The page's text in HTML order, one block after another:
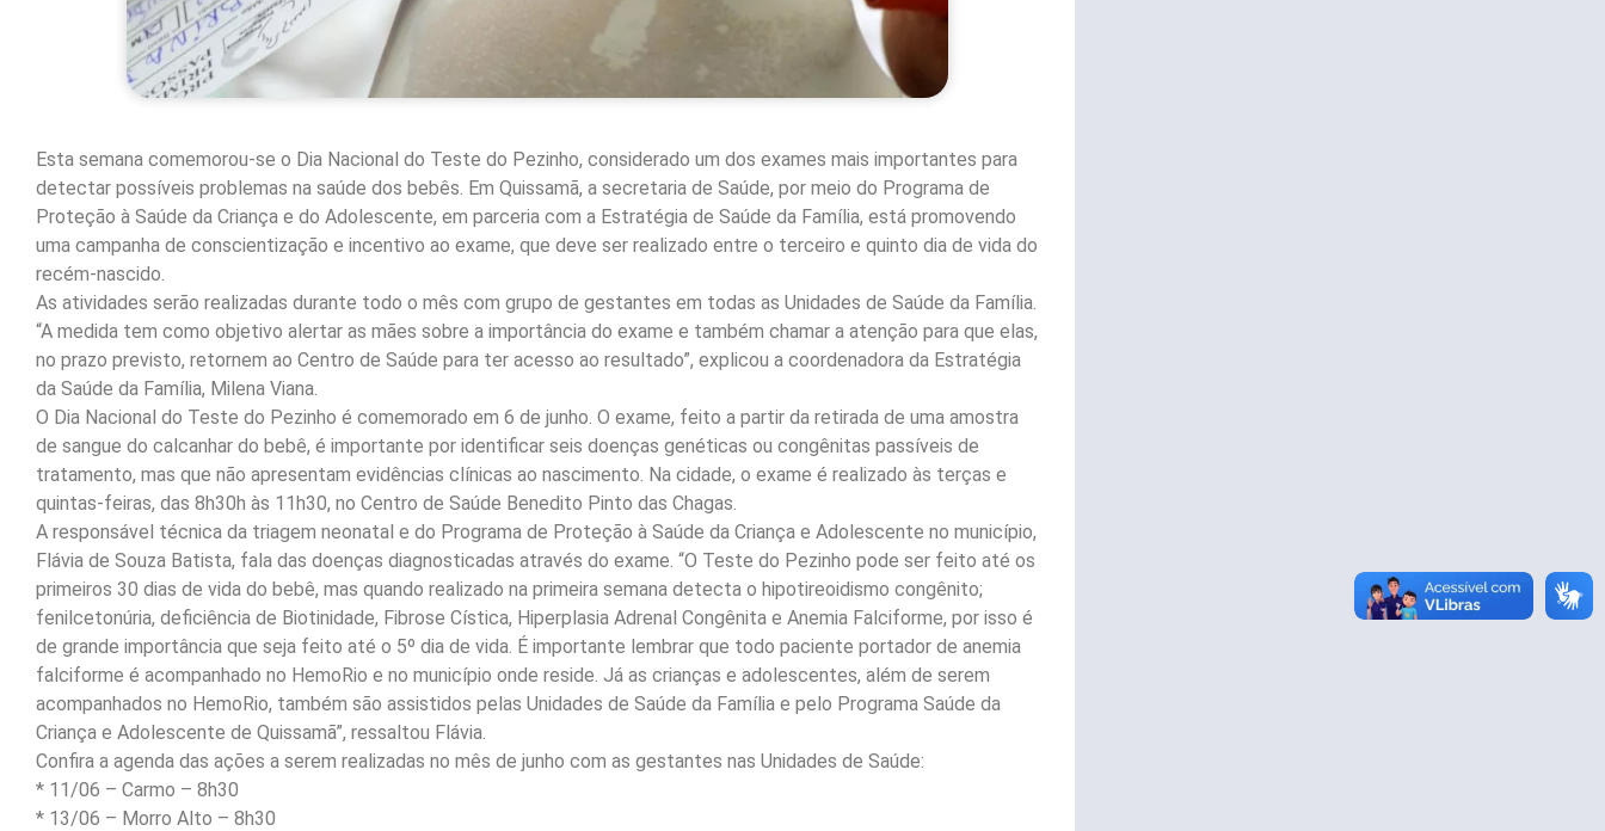
Esta semana comemorou-se o Dia Nacional do Teste do Pezinho, considerado um dos exames mais importantes para
detectar possíveis problemas na saúde dos bebês. Em Quissamã, a secretaria de Saúde, por meio do Programa de
Proteção à Saúde da Criança e do Adolescente, em parceria com a Estratégia de Saúde da Família, está promovendo
uma campanha de conscientização e incentivo ao exame, que deve ser realizado entre o terceiro e quinto dia de vida do
recém-nascido.
As atividades serão realizadas durante todo o mês com grupo de gestantes em todas as Unidades de Saúde da Família.
“A medida tem como objetivo alertar as mães sobre a importância do exame e também chamar a atenção para que elas,
no prazo previsto, retornem ao Centro de Saúde para ter acesso ao resultado”, explicou a coordenadora da Estratégia
da Saúde da Família, Milena Viana.
O Dia Nacional do Teste do Pezinho é comemorado em 6 de junho. O exame, feito a partir da retirada de uma amostra
de sangue do calcanhar do bebê, é importante por identificar seis doenças genéticas ou congênitas passíveis de
tratamento, mas que não apresentam evidências clínicas ao nascimento. Na cidade, o exame é realizado às terças e
quintas-feiras, das 8h30h às 11h30, no Centro de Saúde Benedito Pinto das Chagas.
A responsável técnica da triagem neonatal e do Programa de Proteção à Saúde da Criança e Adolescente no município,
Flávia de Souza Batista, fala das doenças diagnosticadas através do exame. “O Teste do Pezinho pode ser feito até os
primeiros 30 dias de vida do bebê, mas quando realizado na primeira semana detecta o hipotireoidismo congênito;
fenilcetonúria, deficiência de Biotinidade, Fibrose Cística, Hiperplasia Adrenal Congênita e Anemia Falciforme, por isso é
de grande importância que seja feito até o 5º dia de vida. É importante lembrar que todo paciente portador de anemia
falciforme é acompanhado no HemoRio e no município onde reside. Já as crianças e adolescentes, além de serem
acompanhados no HemoRio, também são assistidos pelas Unidades de Saúde da Família e pelo Programa Saúde da
Criança e Adolescente de Quissamã”, ressaltou Flávia.
Confira a agenda das ações a serem realizadas no mês de junho com as gestantes nas Unidades de Saúde:
* 11/06 – Carmo – 8h30
* 13/06 – Morro Alto – 8h30